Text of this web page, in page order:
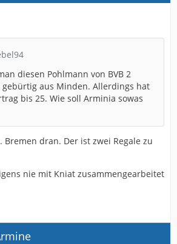
diesen Pohlmann von BVB 2
gebürtig aus Minden. Allerdings hat
bis 25. Wie soll Arminia sowas
Bremen dran. Der ist zwei Regale zu
nie mit Kniat zusammengearbeitet